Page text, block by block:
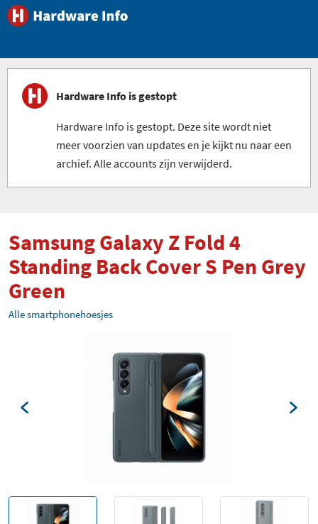
Hardware Info is gestopt
Hardware Info is gestopt. Deze site wordt niet
meer voorzien van updates en je kijkt nu naar een
archief. Alle accounts zijn verwijderd.
Samsung Galaxy Z Fold 4
Standing Back Cover S Pen Grey
Green
Alle smartphonehoesjes